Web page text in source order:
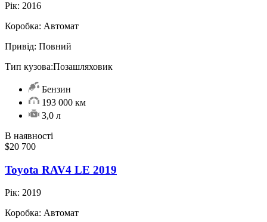
Рік: 2016
Коробка: Автомат
Привід: Повний
Тип кузова:Позашляховик
Бензин
193 000 км
3,0 л
В наявності
$20 700
Toyota RAV4 LE 2019
Рік: 2019
Коробка: Автомат